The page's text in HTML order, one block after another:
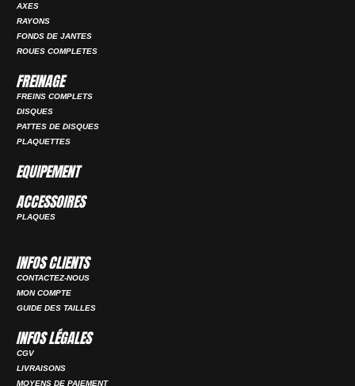
AXES
RAYONS
FONDS DE JANTES
ROUES COMPLETES
FREINAGE
FREINS COMPLETS
DISQUES
PATTES DE DISQUES
PLAQUETTES
EQUIPEMENT
ACCESSOIRES
PLAQUES
INFOS CLIENTS
CONTACTEZ-NOUS
MON COMPTE
GUIDE DES TAILLES
INFOS LÉGALES
CGV
LIVRAISONS
MOYENS DE PAIEMENT